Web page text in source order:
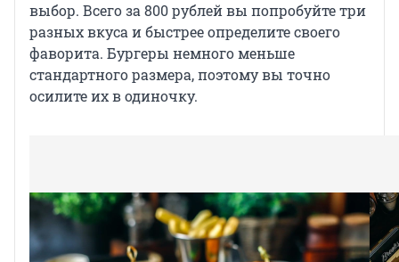
выбор. Всего за 800 рублей вы попробуйте три
разных вкуса и быстрее определите своего
фаворита. Бургеры немного меньше
стандартного размера, поэтому вы точно
осилите их в одиночку.